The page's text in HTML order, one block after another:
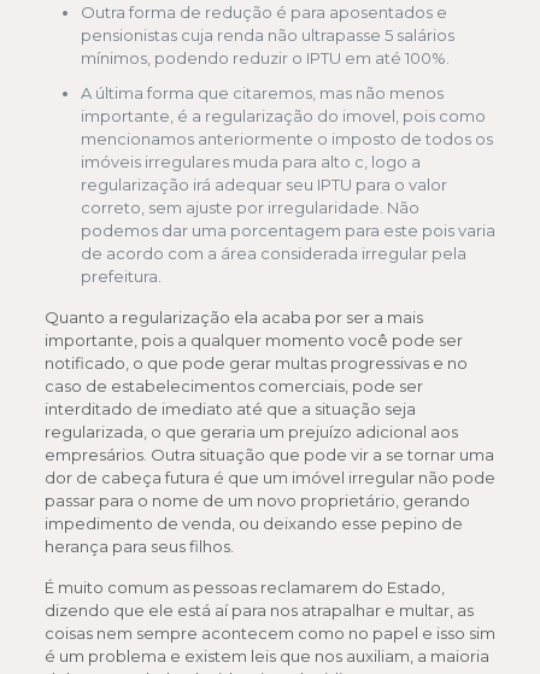
Outra forma de redução é para aposentados e
pensionistas cuja renda não ultrapasse 5 salários
mínimos, podendo reduzir o IPTU em até 100%.
A última forma que citaremos, mas não menos
importante, é a regularização do imovel, pois como
mencionamos anteriormente o imposto de todos os
imóveis irregulares muda para alto c, logo a
regularização irá adequar seu IPTU para o valor
correto, sem ajuste por irregularidade. Não
podemos dar uma porcentagem para este pois varia
de acordo com a área considerada irregular pela
prefeitura.
Quanto a regularização ela acaba por ser a mais
importante, pois a qualquer momento você pode ser
notificado, o que pode gerar multas progressivas e no
caso de estabelecimentos comerciais, pode ser
interditado de imediato até que a situação seja
regularizada, o que geraria um prejuízo adicional aos
empresários. Outra situação que pode vir a se tornar uma
dor de cabeça futura é que um imóvel irregular não pode
passar para o nome de um novo proprietário, gerando
impedimento de venda, ou deixando esse pepino de
herança para seus filhos.
É muito comum as pessoas reclamarem do Estado,
dizendo que ele está aí para nos atrapalhar e multar, as
coisas nem sempre acontecem como no papel e isso sim
é um problema e existem leis que nos auxiliam, a maioria